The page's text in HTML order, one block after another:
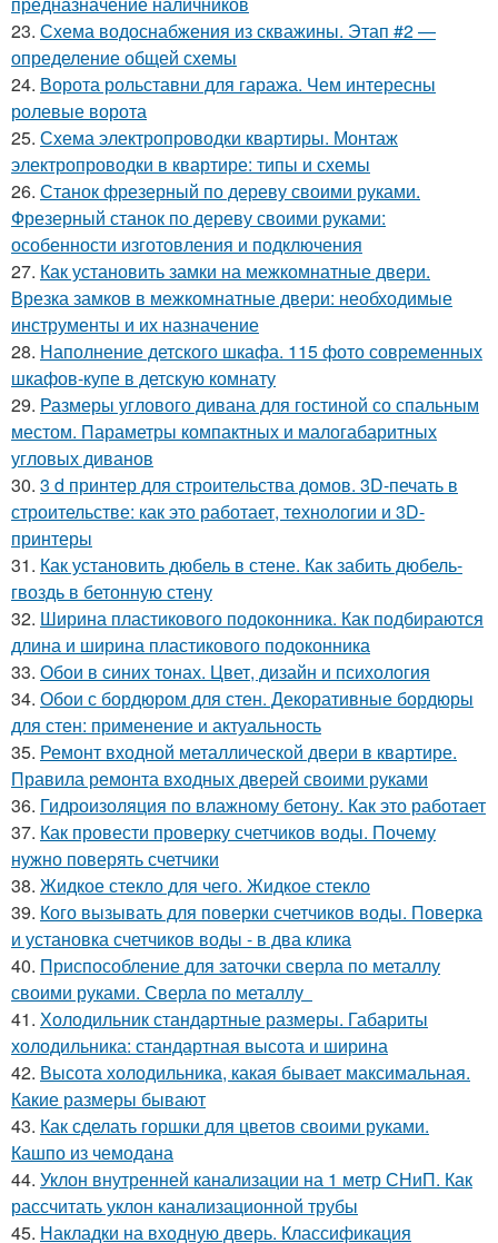
23. Схема водоснабжения из скважины. Этап #2 —
определение общей схемы
24. Ворота рольставни для гаража. Чем интересны
ролевые ворота
25. Схема электропроводки квартиры. Монтаж
электропроводки в квартире: типы и схемы
26. Станок фрезерный по дереву своими руками.
Фрезерный станок по дереву своими руками:
особенности изготовления и подключения
27. Как установить замки на межкомнатные двери.
Врезка замков в межкомнатные двери: необходимые
инструменты и их назначение
28. Наполнение детского шкафа. 115 фото современных
шкафов-купе в детскую комнату
29. Размеры углового дивана для гостиной со спальным
местом. Параметры компактных и малогабаритных
угловых диванов
30. 3 d принтер для строительства домов. 3D-печать в
строительстве: как это работает, технологии и 3D-
принтеры
31. Как установить дюбель в стене. Как забить дюбель-
гвоздь в бетонную стену
32. Ширина пластикового подоконника. Как подбираются
длина и ширина пластикового подоконника
33. Обои в синих тонах. Цвет, дизайн и психология
34. Обои с бордюром для стен. Декоративные бордюры
для стен: применение и актуальность
35. Ремонт входной металлической двери в квартире.
Правила ремонта входных дверей своими руками
36. Гидроизоляция по влажному бетону. Как это работает
37. Как провести проверку счетчиков воды. Почему
нужно поверять счетчики
38. Жидкое стекло для чего. Жидкое стекло
39. Кого вызывать для поверки счетчиков воды. Поверка
и установка счетчиков воды - в два клика
40. Приспособление для заточки сверла по металлу
своими руками. Сверла по металлу
41. Холодильник стандартные размеры. Габариты
холодильника: стандартная высота и ширина
42. Высота холодильника, какая бывает максимальная.
Какие размеры бывают
43. Как сделать горшки для цветов своими руками.
Кашпо из чемодана
44. Уклон внутренней канализации на 1 метр СНиП. Как
рассчитать уклон канализационной трубы
45. Накладки на входную дверь. Классификация